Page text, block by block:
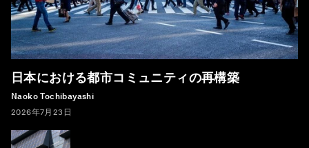
日本における都市コミュニティの再構築
Naoko Tochibayashi
2026年7月23日